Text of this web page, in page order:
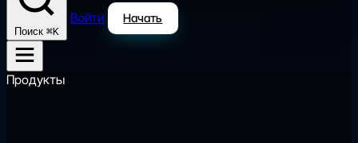
Поиск ⌘K
Войти Начать
Продукты